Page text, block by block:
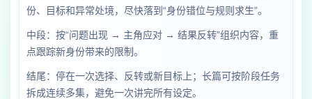
份、目标和异常处境，尽快落到“身份错位与规则求生”。
中段：按“问题出现 → 主角应对 → 结果反转”组织内容，重
点跟踪新身份带来的限制。
结尾：停在一次选择、反转或新目标上；长篇可按阶段任务
拆成连续多集，避免一次讲完所有设定。